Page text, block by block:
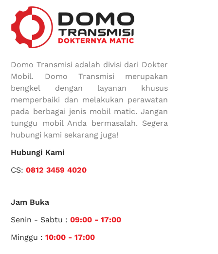
Domo Transmisi adalah divisi dari Dokter
Mobil. Domo Transmisi merupakan
bengkel dengan layanan khusus
memperbaiki dan melakukan perawatan
pada berbagai jenis mobil matic. Jangan
tunggu mobil Anda bermasalah. Segera
hubungi kami sekarang juga!
Hubungi Kami
CS:0812 3459 4020
Jam Buka
Senin - Sabtu :09:00 - 17:00
Minggu :10:00 - 17:00